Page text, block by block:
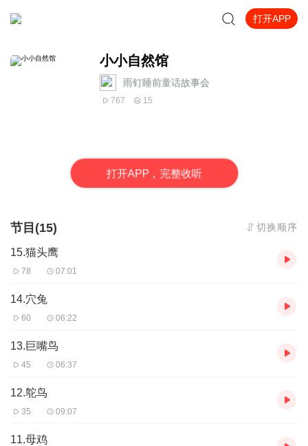
打开APP
小小自然馆
雨钉睡前童话故事会
767 15
打开APP，完整收听
节目(15) 切换顺序
15.猫头鹰
78 07:01
14.穴兔
60 06:22
13.巨嘴鸟
45 06:37
12.鸵鸟
35 09:07
11.母鸡